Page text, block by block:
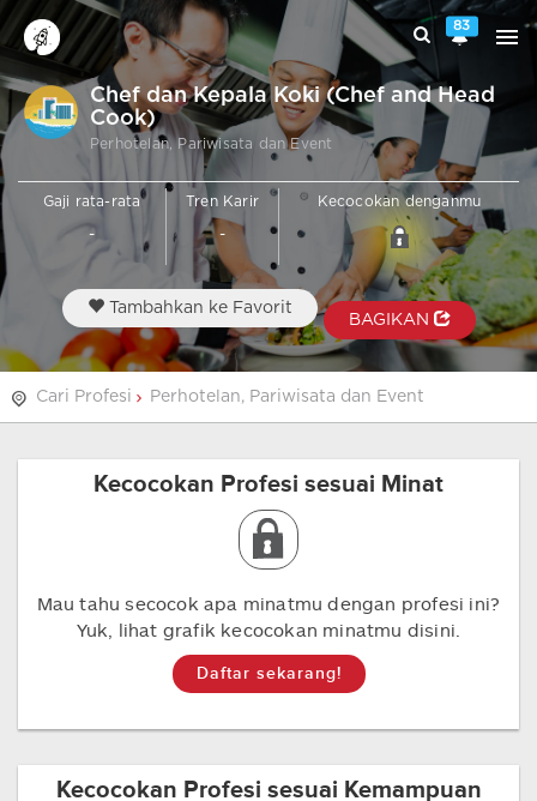
83
Chef dan Kepala Koki (Chef and Head
Cook)
Perhotelan, Pariwisata dan Event
Gaji rata-rata
-
Tren Karir
-
Kecocokan denganmu
Tambahkan ke Favorit
BAGIKAN
Cari Profesi Perhotelan, Pariwisata dan Event
Kecocokan Profesi sesuai Minat
Mau tahu secocok apa minatmu dengan profesi ini?
Yuk, lihat grafik kecocokan minatmu disini.
Daftar sekarang!
Kecocokan Profesi sesuai Kemampuan